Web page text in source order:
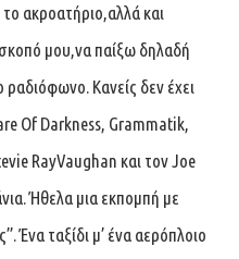
ακροατήριο,αλλά και
μου,να παίξω δηλαδή
Κανείς δεν έχει
Of Darkness, Grammatik,
RayVaughan και τον Joe
Ήθελα μια εκπομπή με
Ένα ταξίδι μ’ ένα αερόπλοιο